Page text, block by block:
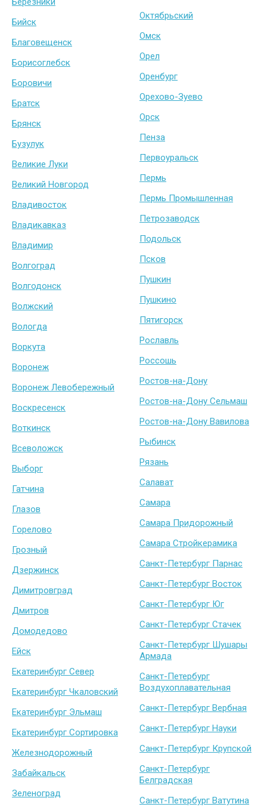
Бийск
Благовещенск
Борисоглебск
Боровичи
Братск
Брянск
Бузулук
Великие Луки
Великий Новгород
Владивосток
Владикавказ
Владимир
Волгоград
Волгодонск
Волжский
Вологда
Воркута
Воронеж
Воронеж Левобережный
Воскресенск
Воткинск
Всеволожск
Выборг
Гатчина
Глазов
Горелово
Грозный
Дзержинск
Димитровград
Дмитров
Домодедово
Ейск
Екатеринбург Север
Екатеринбург Чкаловский
Екатеринбург Эльмаш
Екатеринбург Сортировка
Железнодорожный
Забайкальск
Зеленоград
Октябрьский
Омск
Орел
Оренбург
Орехово-Зуево
Орск
Пенза
Первоуральск
Пермь
Пермь Промышленная
Петрозаводск
Подольск
Псков
Пушкин
Пушкино
Пятигорск
Рославль
Россошь
Ростов-на-Дону
Ростов-на-Дону Сельмаш
Ростов-на-Дону Вавилова
Рыбинск
Рязань
Салават
Самара
Самара Придорожный
Самара Стройкерамика
Санкт-Петербург Парнас
Санкт-Петербург Восток
Санкт-Петербург Юг
Санкт-Петербург Стачек
Санкт-Петербург Шушары
Армада
Санкт-Петербург
Воздухоплавательная
Санкт-Петербург Вербная
Санкт-Петербург Науки
Санкт-Петербург Крупской
Санкт-Петербург
Белградская
Санкт-Петербург Ватутина